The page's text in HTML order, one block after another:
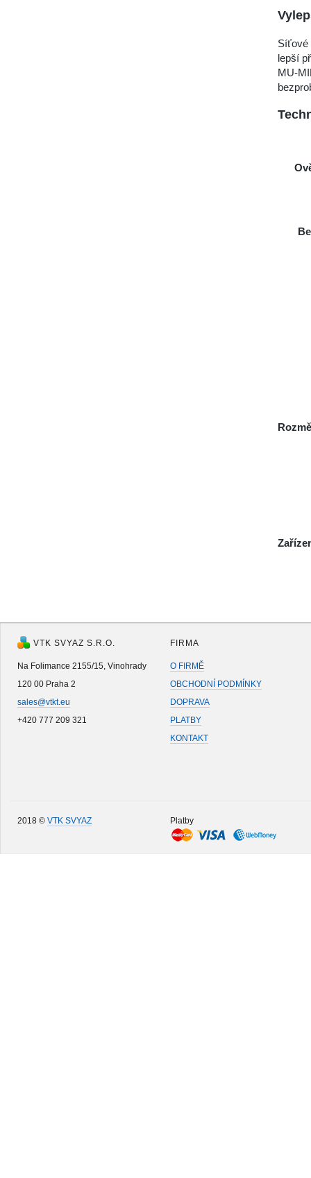
Síťové
lepší
MU-
VTK SVYAZ S.R.O.
Na Folimance 2155/15, Vinohrady
120 00 Praha 2
sales@vtkt.eu
+420 777 209 321
FIRMA
O FIRMĚ
OBCHODNÍ PODMÍNKY
DOPRAVA
PLATBY
KONTAKT
2018 © VTK SVYAZ Platby